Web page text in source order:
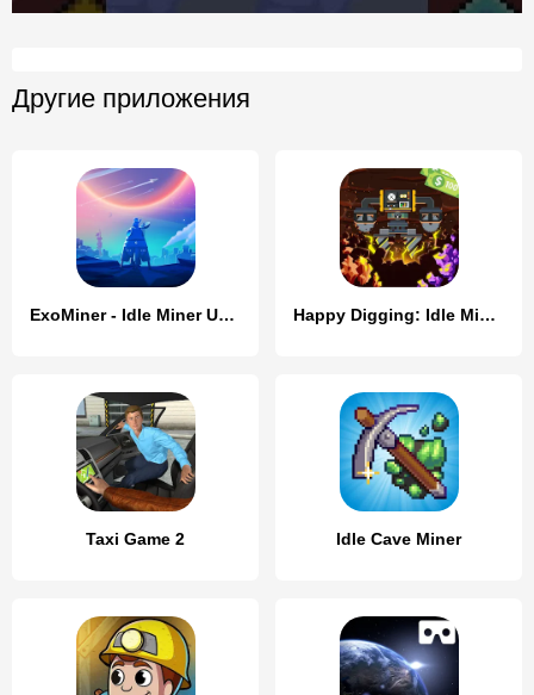
Другие приложения
ExoMiner - Idle Miner Universe Happy Digging: Idle Miner Tyco
Taxi Game 2 Idle Cave Miner